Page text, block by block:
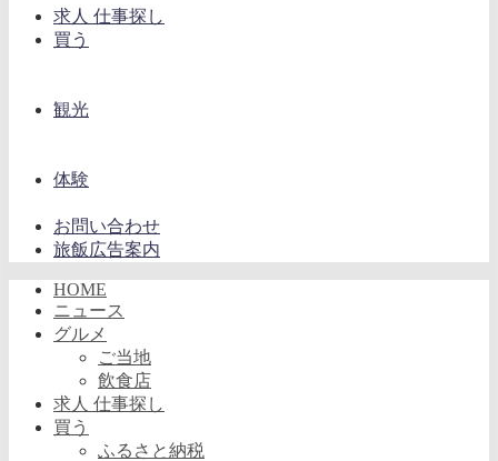
求人 仕事探し
買う
観光
体験
お問い合わせ
旅飯広告案内
HOME
ニュース
グルメ
ご当地
飲食店
求人 仕事探し
買う
ふるさと納税